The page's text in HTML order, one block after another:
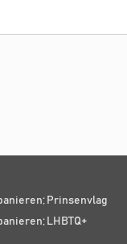
Prinsenvlag
LHBTQ+